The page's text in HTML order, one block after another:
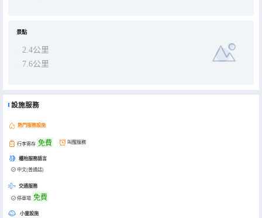
景點
2.4公里
7.6公里
設施服務
熱門服務設施
行李寄存 免費 叫醒服務
櫃枱服務語言
中文(普通話)
交通服務
停車場 免費
小童設施